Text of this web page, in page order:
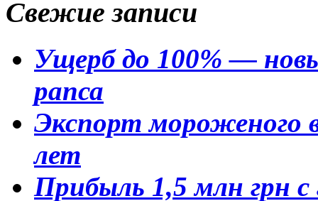
Свежие записи
Ущерб до 100% —
рапса
Экспорт мороженого
лет
Прибыль 1,5 млн грн